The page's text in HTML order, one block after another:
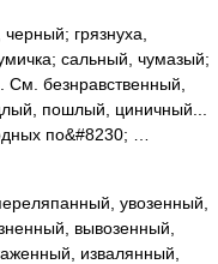
грязнуха,
сальный, чумазый;
См. безнравственный,
пошлый, циничный...
по&#8230; …
увозенный,
вывозенный,
извалянный,